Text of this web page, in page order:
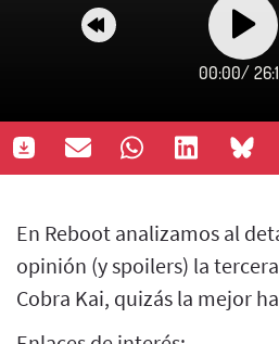
00:00/
En Reboot analizamos al
opinión (y spoilers) la
Cobra Kai, quizás la mejor